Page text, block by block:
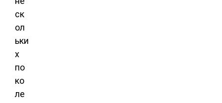
ск
ол
ьки
х
по
ко
ле